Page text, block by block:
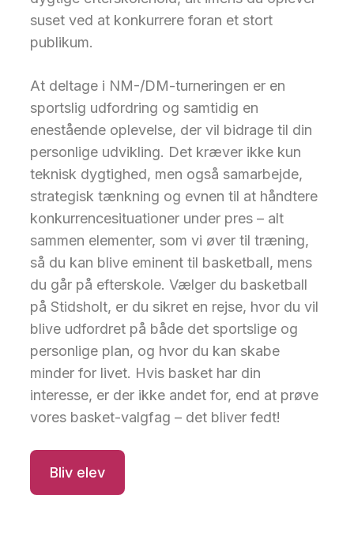
suset ved at konkurrere foran et stort
publikum.
At deltage i NM-/DM-turneringen er en
sportslig udfordring og samtidig en
enestående oplevelse, der vil bidrage til din
personlige udvikling. Det kræver ikke kun
teknisk dygtighed, men også samarbejde,
strategisk tænkning og evnen til at håndtere
konkurrencesituationer under pres – alt
sammen elementer, som vi øver til træning,
så du kan blive eminent til basketball, mens
du går på efterskole. Vælger du basketball
på Stidsholt, er du sikret en rejse, hvor du vil
blive udfordret på både det sportslige og
personlige plan, og hvor du kan skabe
minder for livet. Hvis basket har din
interesse, er der ikke andet for, end at prøve
vores basket-valgfag – det bliver fedt!
Bliv elev